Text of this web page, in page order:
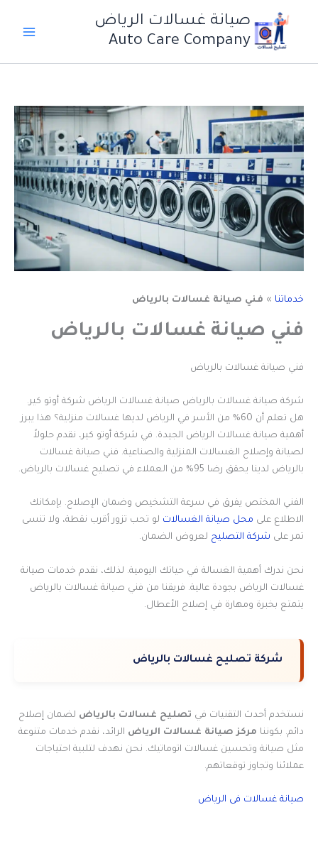
المحتوى
صيانة غسالات الرياض
Auto Care Company
خدماتنا » فني صيانة غسالات بالرياض
فني صيانة غسالات بالرياض
فني صيانة غسالات بالرياض
شركة صيانة غسالات بالرياض صيانة غسالات الرياض شركة أوتو كير.
هل تعلم أن 60% من الأسر في الرياض لديها غسالات منزلية؟ هذا يبرز
أهمية صيانة غسالات الرياض الجيدة. في شركة أوتو كير، نقدم حلولاً
لصيانة وإصلاح الغسالات المنزلية والصناعية. فني صيانة غسالات
بالرياض لدينا يحقق رضا 95% من العملاء في تصليح غسالات بالرياض.
الفني المختص يفرق في سرعة التشخيص وضمان الإصلاح. بإمكانك
الاطلاع على محل صيانة الغسالات لو تحب تزور أقرب نقطة، ولا تنسى
تمر على شركة التصليح لعروض الضمان.
نحن ندرك أهمية الغسالة في حياتك اليومية. لذلك، نقدم خدمات صيانة
غسالات الرياض بجودة عالية. فريقنا من فني صيانة غسالات بالرياض
يتمتع بخبرة ومهارة في إصلاح الأعطال.
شركة تصليح غسالات بالرياض
نستخدم أحدث التقنيات في تصليح غسالات بالرياض لضمان إصلاح
دائم. بكوننا مركز صيانة غسالات الرياض الرائد، نقدم خدمات متنوعة
مثل صيانة وتحسين غسالات اتوماتيك. نحن نهدف لتلبية احتياجات
عملائنا وتجاوز توقعاتهم.
صيانة غسالات فى الرياض